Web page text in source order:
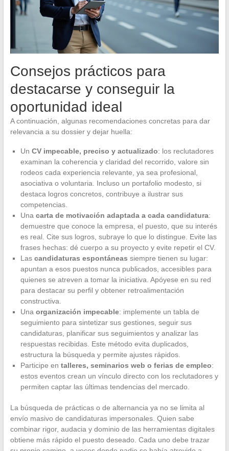
Consejos prácticos para
destacarse y conseguir la
oportunidad ideal
A continuación, algunas recomendaciones concretas para dar
relevancia a su dossier y dejar huella:
Un CV impecable, preciso y actualizado: los reclutadores
examinan la coherencia y claridad del recorrido, valore sin
rodeos cada experiencia relevante, ya sea profesional,
asociativa o voluntaria. Incluso un portafolio modesto, si
destaca logros concretos, contribuye a ilustrar sus
competencias.
Una carta de motivación adaptada a cada candidatura:
demuestre que conoce la empresa, el puesto, que su interés
es real. Cite sus logros, subraye lo que lo distingue. Evite las
frases hechas: dé cuerpo a su proyecto y evite repetir el CV.
Las candidaturas espontáneas siempre tienen su lugar:
apuntan a esos puestos nunca publicados, accesibles para
quienes se atreven a tomar la iniciativa. Apóyese en su red
para destacar su perfil y obtener retroalimentación
constructiva.
Una organización impecable: implemente un tabla de
seguimiento para sintetizar sus gestiones, seguir sus
candidaturas, planificar sus seguimientos y analizar las
respuestas recibidas. Este método evita duplicados,
estructura la búsqueda y permite ajustes rápidos.
Participe en talleres, seminarios web o ferias de empleo:
estos eventos crean un vínculo directo con los reclutadores y
permiten captar las últimas tendencias del mercado.
La búsqueda de prácticas o de alternancia ya no se limita al
envío masivo de candidaturas impersonales. Quien sabe
combinar rigor, audacia y dominio de las herramientas digitales
obtiene más rápido el puesto deseado. Cada uno debe trazar